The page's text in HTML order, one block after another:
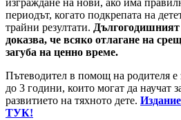
изграждане на нови, ако има
периодът, когато подкрепата на
трайни резултати.
доказва, че всяко отлагане на
загуба на ценно време.
Пътеводител в помощ на родителя е
до 3 години, които могат да научат
развитието на тяхното дете.
ТУК!